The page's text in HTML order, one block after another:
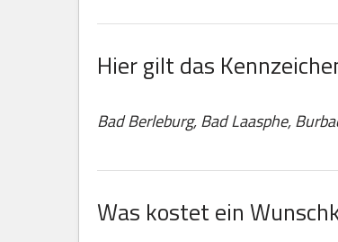
Hier gilt das
Bad Berleburg, Bad Laasphe,
Was kostet ein